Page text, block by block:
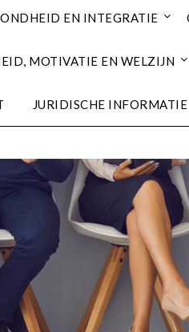
EN INTEGRATIE
MOTIVATIE EN WELZIJN
JURIDISCHE INFORMATIE